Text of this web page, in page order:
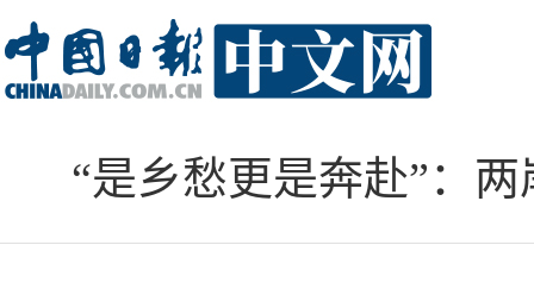
“是乡愁更是奔赴”：